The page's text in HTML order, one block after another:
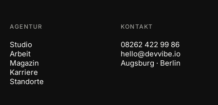
AGENTUR
Studio
Arbeit
Magazin
Karriere
Standorte
KONTAKT
08262 422 99 86
hello@devvibe.io
Augsburg · Berlin